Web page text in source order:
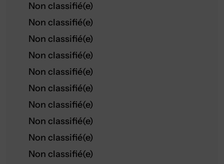
Non classifié(e)
Non classifié(e)
Non classifié(e)
Non classifié(e)
Non classifié(e)
Non classifié(e)
Non classifié(e)
Non classifié(e)
Non classifié(e)
Non classifié(e)